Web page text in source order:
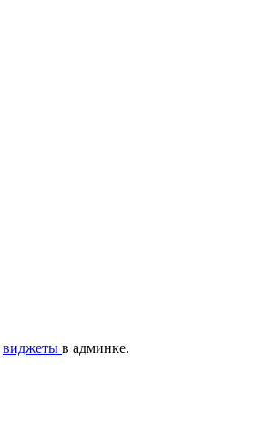
виджеты в админке.